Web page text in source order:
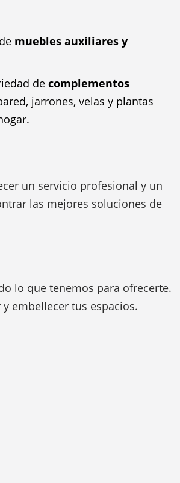
muebles auxiliares y
de complementos
jarrones, velas y plantas
un servicio profesional y un
las mejores soluciones de
lo que tenemos para ofrecerte.
embellecer tus espacios.